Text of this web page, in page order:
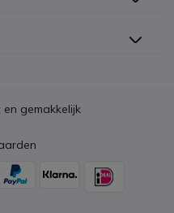
gemakkelijk